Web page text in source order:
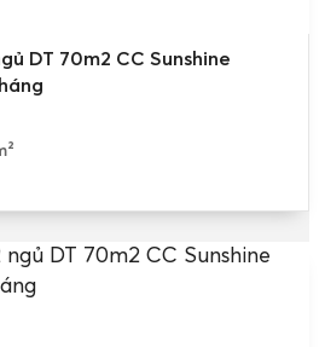
DT 70m2 CC Sunshine